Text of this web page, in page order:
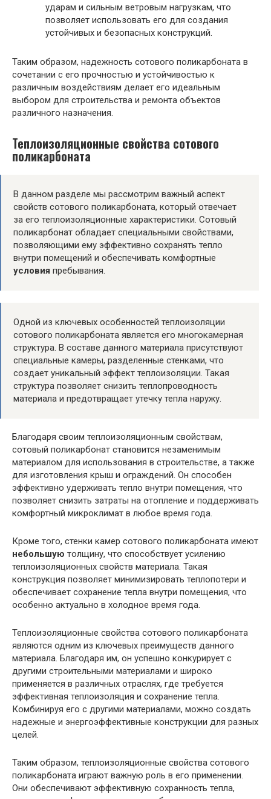
ударам и сильным ветровым нагрузкам, что
позволяет использовать его для создания
устойчивых и безопасных конструкций.
Таким образом, надежность сотового поликарбоната в
сочетании с его прочностью и устойчивостью к
различным воздействиям делает его идеальным
выбором для строительства и ремонта объектов
различного назначения.
Теплоизоляционные свойства сотового
поликарбоната
В данном разделе мы рассмотрим важный аспект
свойств сотового поликарбоната, который отвечает
за его теплоизоляционные характеристики. Сотовый
поликарбонат обладает специальными свойствами,
позволяющими ему эффективно сохранять тепло
внутри помещений и обеспечивать комфортные
условия пребывания.
Одной из ключевых особенностей теплоизоляции
сотового поликарбоната является его многокамерная
структура. В составе данного материала присутствуют
специальные камеры, разделенные стенками, что
создает уникальный эффект теплоизоляции. Такая
структура позволяет снизить теплопроводность
материала и предотвращает утечку тепла наружу.
Благодаря своим теплоизоляционным свойствам,
сотовый поликарбонат становится незаменимым
материалом для использования в строительстве, а также
для изготовления крыш и ограждений. Он способен
эффективно удерживать тепло внутри помещения, что
позволяет снизить затраты на отопление и поддерживать
комфортный микроклимат в любое время года.
Кроме того, стенки камер сотового поликарбоната имеют
небольшую толщину, что способствует усилению
теплоизоляционных свойств материала. Такая
конструкция позволяет минимизировать теплопотери и
обеспечивает сохранение тепла внутри помещения, что
особенно актуально в холодное время года.
Теплоизоляционные свойства сотового поликарбоната
являются одним из ключевых преимуществ данного
материала. Благодаря им, он успешно конкурирует с
другими строительными материалами и широко
применяется в различных отраслях, где требуется
эффективная теплоизоляция и сохранение тепла.
Комбинируя его с другими материалами, можно создать
надежные и энергоэффективные конструкции для разных
целей.
Таким образом, теплоизоляционные свойства сотового
поликарбоната играют важную роль в его применении.
Они обеспечивают эффективную сохранность тепла,